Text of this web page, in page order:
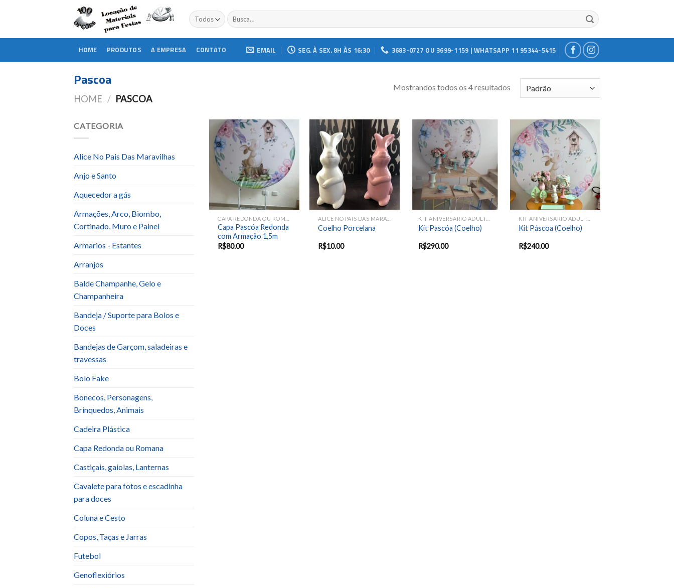
Buscar
por:
HOME PRODUTOS A EMPRESA CONTATO EMAIL SEG. À SEX. 8H ÀS 16:30 3683-0727 OU 3699-1159 | WHATSAPP 11 95344-5415
Pascoa
HOME / PASCOA
Mostrandos todos os 4 resultados
CATEGORIA
Alice No Pais Das Maravilhas
Anjo e Santo
Aquecedor a gás
Armações, Arco, Biombo,
Cortinado, Muro e Painel
Armarios - Estantes
Arranjos
Balde Champanhe, Gelo e
Champanheira
Bandeja / Suporte para Bolos e
Doces
Bandejas de Garçom, saladeiras e
travessas
Bolo Fake
Bonecos, Personagens,
Brinquedos, Animais
Cadeira Plástica
Capa Redonda ou Romana
Castiçais, gaiolas, Lanternas
Cavalete para fotos e escadinha
para doces
Coluna e Cesto
Copos, Taças e Jarras
Futebol
Genoflexiórios
Add to
wishlist
Capa Pascóa Redonda
com Armação 1,5m
R$80.00
Add to
wishlist
ALICE NO PAIS DAS MARAVILHAS
Coelho Porcelana
R$10.00
Add to
wishlist
KIT ANIVERSARIO ADULTO E BODAS
Kit Pascóa (Coelho)
R$290.00
Add to
wishlist
KIT ANIVERSARIO ADULTO E BODAS
Kit Páscoa (Coelho)
R$240.00